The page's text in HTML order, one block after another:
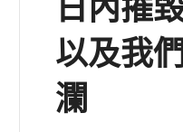
日內摧
以及我
瀾